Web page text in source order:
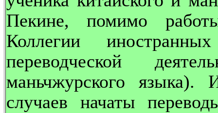
Пекине, помимо
Коллегии
переводческой
маньчжурского
случаев начаты